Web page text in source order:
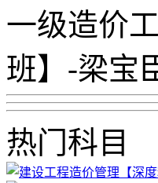
一级造价
班】-梁宝
热门科目